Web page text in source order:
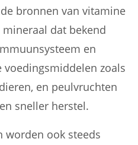
bronnen van vitamine
mineraal dat bekend
en
zoals
en peulvruchten
sneller herstel.
worden ook steeds